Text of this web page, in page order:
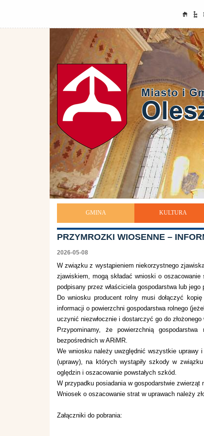
GMINA KULTURA
PRZYMROZKI WIOSENNE –
2026-05-08
W związku z wystąpieniem niekorzystnego
zjawiskiem, mogą składać wnioski o
podpisany przez właściciela gospodarstwa lub jego
Do wniosku producent rolny musi dołączyć
informacji o powierzchni gospodarstwa rolnego
uczynić niezwłocznie i dostarczyć go do
Przypominamy, że powierzchnią
bezpośrednich w ARiMR.
We wniosku należy uwzględnić wszystkie uprawy
(uprawy), na których wystąpiły szkody w
oględzin i oszacowanie powstałych szkód.
W przypadku posiadania w gospodarstwie
Wniosek o oszacowanie strat w uprawach należy
Załączniki do pobrania: